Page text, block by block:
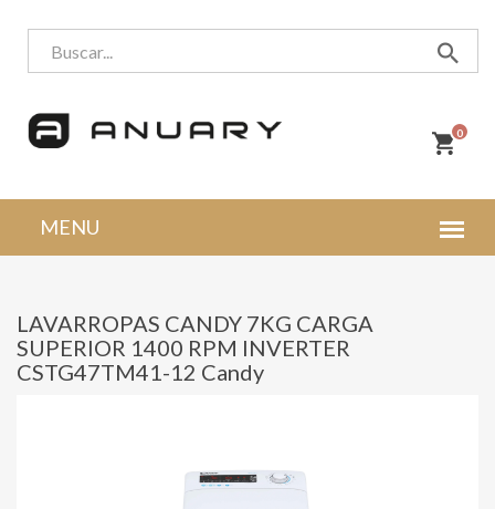
0
LAVARROPAS CANDY 7KG CARGA
SUPERIOR 1400 RPM INVERTER
CSTG47TM41-12 Candy